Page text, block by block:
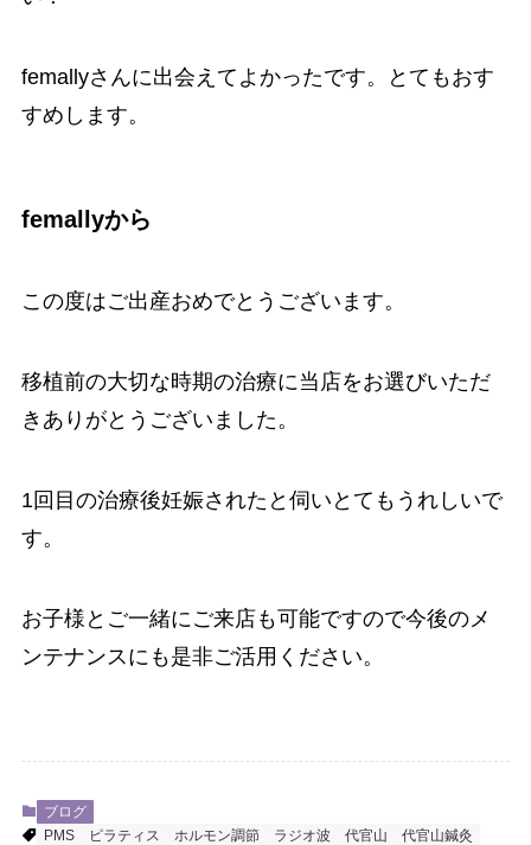
femallyさんに出会えてよかったです。とてもおす
すめします。
femallyから
この度はご出産おめでとうございます。
移植前の大切な時期の治療に当店をお選びいただ
きありがとうございました。
1回目の治療後妊娠されたと伺いとてもうれしいで
す。
お子様とご一緒にご来店も可能ですので今後のメ
ンテナンスにも是非ご活用ください。
ブログ
PMS
ピラティス ホルモン調節 ラジオ波 代官山 代官山鍼灸